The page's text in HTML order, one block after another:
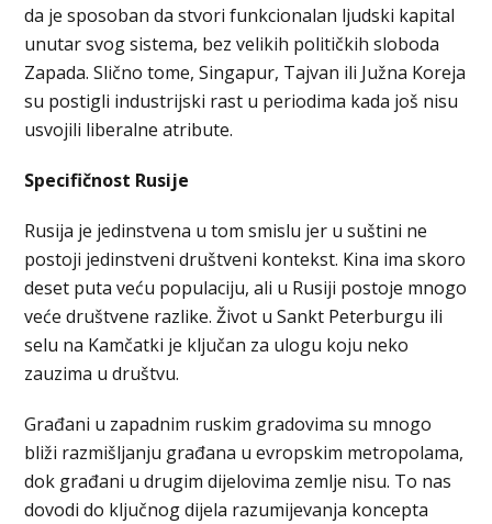
da je sposoban da stvori funkcionalan ljudski kapital
unutar svog sistema, bez velikih političkih sloboda
Zapada. Slično tome, Singapur, Tajvan ili Južna Koreja
su postigli industrijski rast u periodima kada još nisu
usvojili liberalne atribute.
Specifičnost Rusije
Rusija je jedinstvena u tom smislu jer u suštini ne
postoji jedinstveni društveni kontekst. Kina ima skoro
deset puta veću populaciju, ali u Rusiji postoje mnogo
veće društvene razlike. Život u Sankt Peterburgu ili
selu na Kamčatki je ključan za ulogu koju neko
zauzima u društvu.
Građani u zapadnim ruskim gradovima su mnogo
bliži razmišljanju građana u evropskim metropolama,
dok građani u drugim dijelovima zemlje nisu. To nas
dovodi do ključnog dijela razumijevanja koncepta